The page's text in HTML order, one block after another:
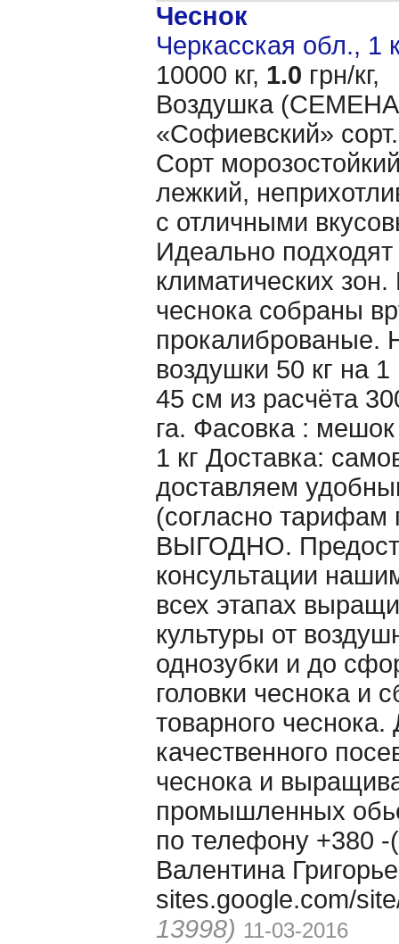
Чеснок
Черкасская обл., 1
10000 кг, 1.0 грн/кг,
Воздушка (CЕМЕНА
«Cофиевский»
Сорт
лежкий,
с отличными
Идеально
климатических
чеснока собраны
прокалиброваные.
воздушки 50 кг на
45 см из расчёта
га. Фасовка :
1 кг Доставка:
доставляем
(согласно тарифам
ВЫГОДНО.
консультации
всех этапах
культуры от
однозубки и до
головки чеснока и
товарного чеснока.
качественного
чеснока и
промышленных
по телефону +380
Валентина
sites.google.com/
13998) 11-03-2016